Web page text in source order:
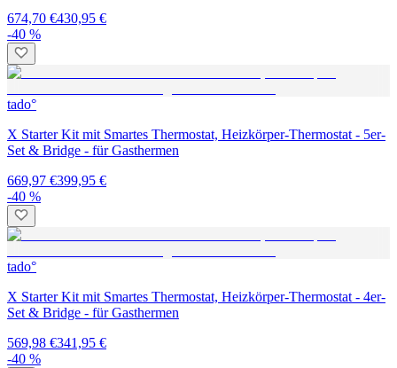
674,70 €430,95 €
-40 %
tado°
X Starter Kit mit Smartes Thermostat, Heizkörper-Thermostat - 5er-
Set & Bridge - für Gasthermen
669,97 €399,95 €
-40 %
tado°
X Starter Kit mit Smartes Thermostat, Heizkörper-Thermostat - 4er-
Set & Bridge - für Gasthermen
569,98 €341,95 €
-40 %